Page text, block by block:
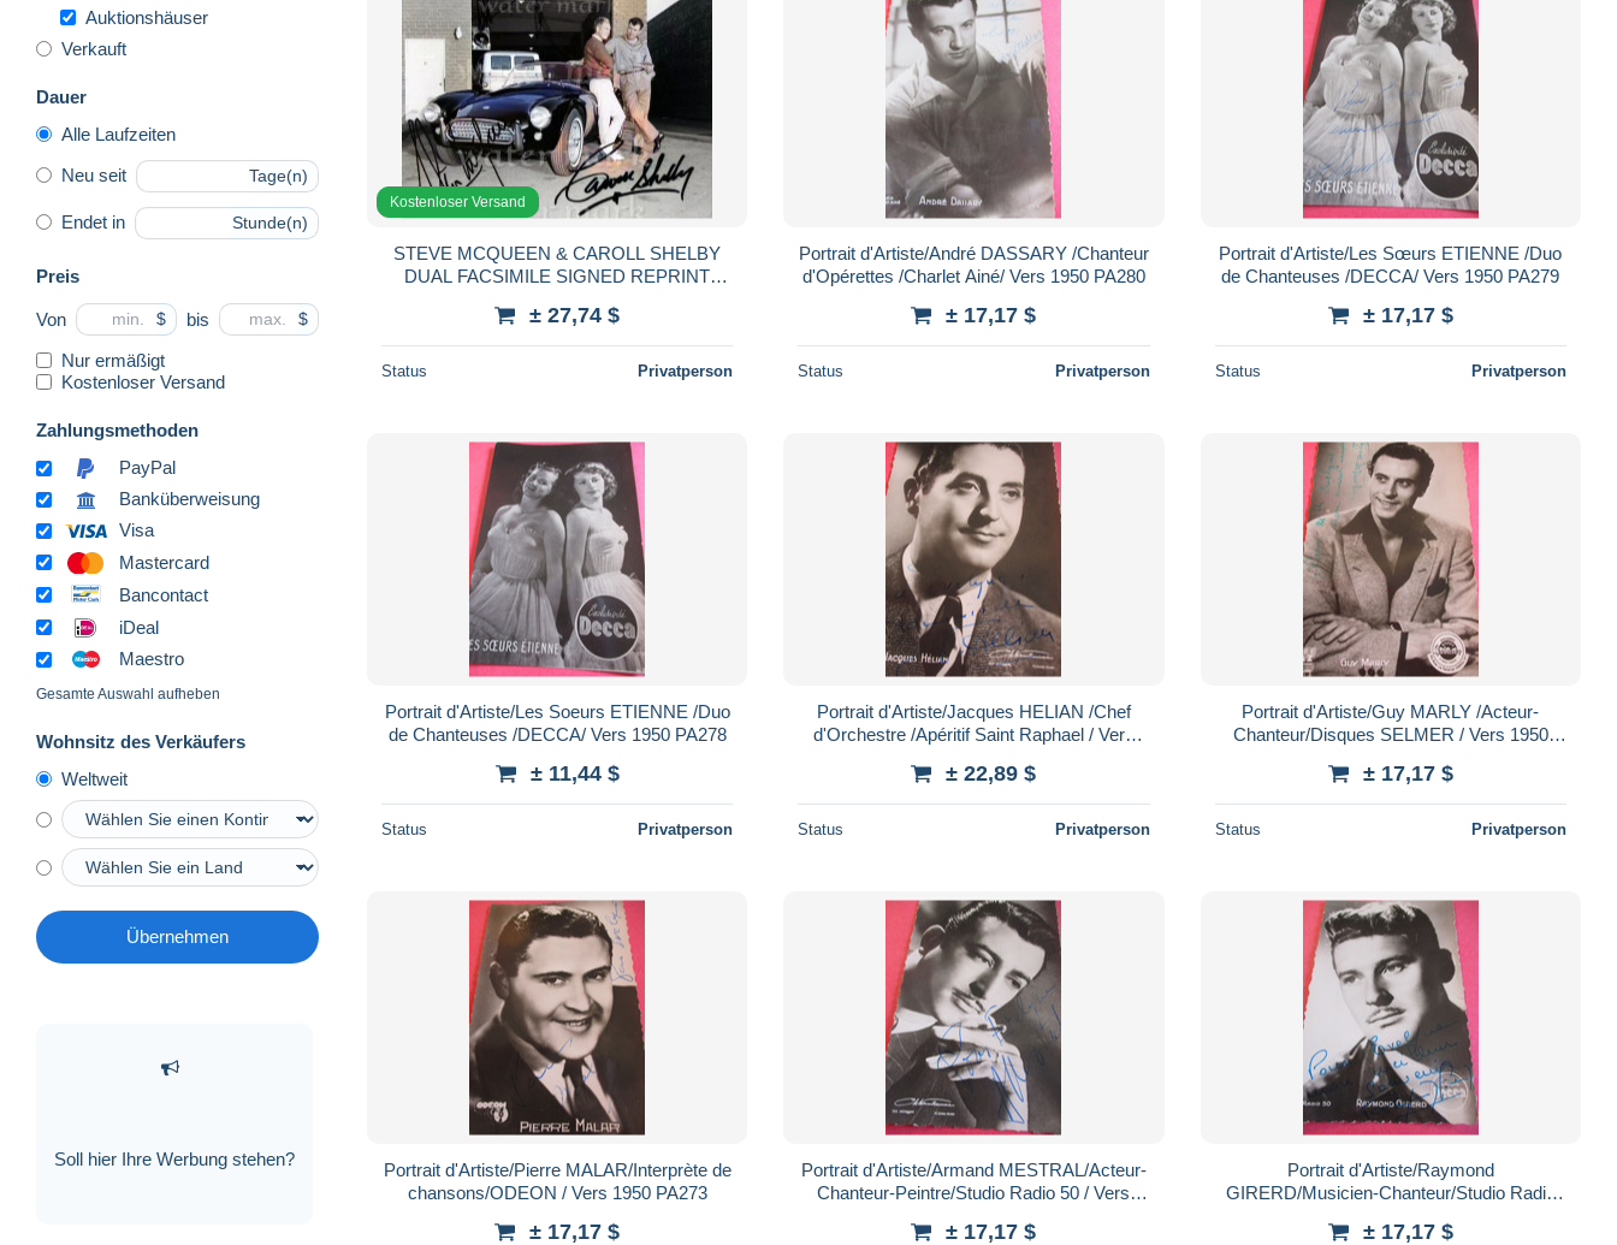
Auktionshäuser
Verkauft
Dauer
Alle Laufzeiten
Neu seit Tage(n)
Endet in Stunde(n)
Preis
Von $ bis $
Nur ermäßigt
Kostenloser Versand
Zahlungsmethoden
PayPal
Banküberweisung
Visa
Mastercard
Bancontact
iDeal
Maestro
Gesamte Auswahl aufheben
Wohnsitz des Verkäufers
Weltweit
Übernehmen
Soll hier Ihre Werbung stehen?
Kostenloser Versand
STEVE MCQUEEN & CAROLL SHELBY
DUAL FACSIMILE SIGNED REPRINT
± 27,74 $
Status Privatperson
Portrait d'Artiste/André DASSARY /Chanteur
d'Opérettes /Charlet Ainé/ Vers 1950 PA280
± 17,17 $
Status Privatperson
Portrait d'Artiste/Les Sœurs ETIENNE /Duo
de Chanteuses /DECCA/ Vers 1950 PA279
± 17,17 $
Status Privatperson
Portrait d'Artiste/Les Soeurs ETIENNE /Duo
de Chanteuses /DECCA/ Vers 1950 PA278
± 11,44 $
Status Privatperson
Portrait d'Artiste/Jacques HELIAN /Chef
d'Orchestre /Apéritif Saint Raphael / Vers
± 22,89 $
Status Privatperson
Portrait d'Artiste/Guy MARLY /Acteur-
Chanteur/Disques SELMER / Vers 1950
± 17,17 $
Status Privatperson
Portrait d'Artiste/Pierre MALAR/Interprète de
chansons/ODEON / Vers 1950 PA273
± 17,17 $
Portrait d'Artiste/Armand MESTRAL/Acteur-
Chanteur-Peintre/Studio Radio 50 / Vers
± 17,17 $
Portrait d'Artiste/Raymond
GIRERD/Musicien-Chanteur/Studio Radio
± 17,17 $